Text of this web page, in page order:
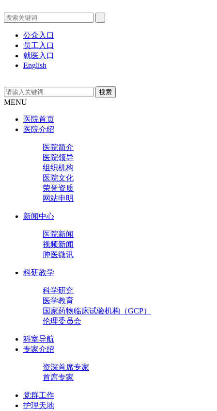
公众入口
员工入口
就医入口
English
MENU
医院首页
医院介绍
医院简介
医院领导
组织机构
医院文化
荣誉资质
网站申明
新闻中心
医院新闻
视频新闻
肿医微讯
科研教学
科学研究
医学教育
国家药物临床试验机构（GCP）
伦理委员会
科室导航
专家介绍
资深首席专家
首席专家
党群工作
护理天地